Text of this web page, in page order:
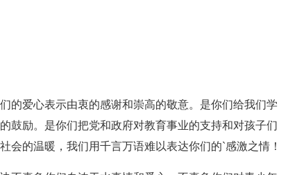
的爱心表示由衷的感谢和崇高的敬意。是你们给我们学
鼓励。是你们把党和政府对教育事业的支持和对孩子们
会的温暖，我们用千言万语难以表达你们的`感激之情！